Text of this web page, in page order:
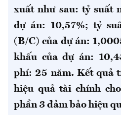
xuất như sau: tỷ suất
dự án: 10,57%; tỷ
(B/C) của dự án:
khấu của dự án:
phí: 25 năm. Kết quả
hiệu quả tài chính
phần 3 đảm bảo hiệu